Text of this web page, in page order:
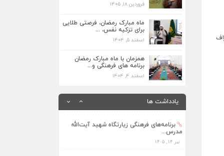
فروردین ۱۸, ۱۴۰۵
ماه مبارک رمضان، فرصتی طلایی
برای تزکیه نفس، ...
اسفند ۵, ۱۴۰۴
همزمان با ماه مبارک رمضان
برنامه های فرهنگی و...
اسفند ۴, ۱۴۰۴
یادداشت ها
ماه مبارک رمضان، فرصتی طلایی برای تزکیه
نفس، ...
اسفند ۵, ۱۴۰۴
فرهنگی و...
اسفند ۴, ۱۴۰۴
تابستا...
مرداد ۱۰, ۱۴۰۵
برنامه‌های فرهنگی زیارتگاه شهید آیت‌الله
مدرس...